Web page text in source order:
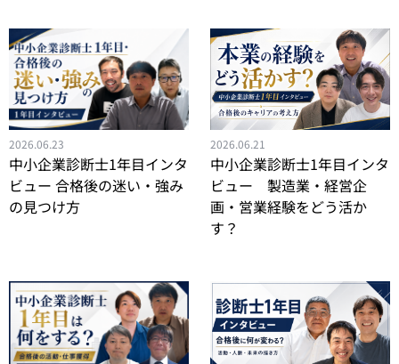
2026.06.23
中小企業診断士1年目インタ
ビュー 合格後の迷い・強み
の見つけ方
2026.06.21
中小企業診断士1年目インタ
ビュー 製造業・経営企
画・営業経験をどう活か
す？